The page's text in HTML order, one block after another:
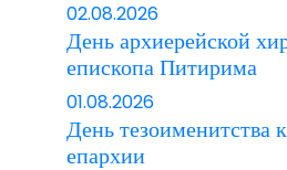
02.08.2026
День архиерейской
епископа Питирима
01.08.2026
День тезоименитства
епархии